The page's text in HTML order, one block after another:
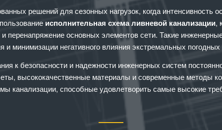
решений для сезонных нагрузок, когда интенсивность
исполнительная схема ливневой канализации,
перенапряжение основных элементов сети. Такие
минимизации негативного влияния экстремальных
к безопасности и надежности инженерных систем
высококачественные материалы и современные методы
канализации, способные удовлетворить самые высокие